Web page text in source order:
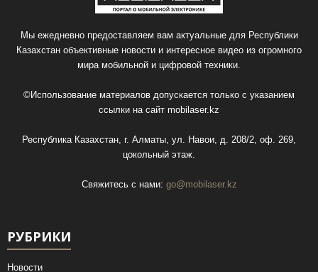
Мы ежедневно предоставляем вам актуальные для Республики
Казахстан объективные новости и интересное видео из огромного
мира мобильной и цифровой техники.
©Использование материалов допускается только с указанием
ссылки на сайт mobilaser.kz
Республика Казахстан, г. Алматы, ул. Навои, д. 208/2, оф. 269,
цокольный этаж.
Свяжитесь с нами: go@mobilaser.kz
РУБРИКИ
Новости